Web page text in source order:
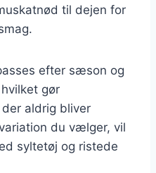
til dejen for
efter sæson og
gør
aldrig bliver
du vælger, vil
syltetøj og ristede